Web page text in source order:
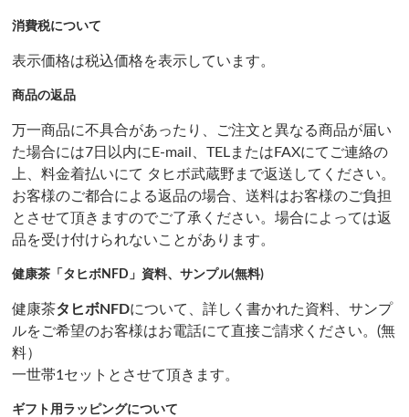
消費税について
表示価格は税込価格を表示しています。
商品の返品
万一商品に不具合があったり、ご注文と異なる商品が届い
た場合には7日以内にE-mail、TELまたはFAXにてご連絡の
上、料金着払いにて タヒボ武蔵野まで返送してください。
お客様のご都合による返品の場合、送料はお客様のご負担
とさせて頂きますのでご了承ください。場合によっては返
品を受け付けられないことがあります。
健康茶「タヒボNFD」資料、サンプル(無料)
健康茶タヒボNFDについて、詳しく書かれた資料、サンプ
ルをご希望のお客様はお電話にて直接ご請求ください。(無
料）
一世帯1セットとさせて頂きます。
ギフト用ラッピングについて